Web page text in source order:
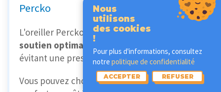
Percko
L'oreiller Percko est conçu pour offrir un
soutien optimal des cervicales
évitant une pression excessive.
Vous pouvez choisir parmi quatre options de
Nous
utilisons
des cookies
!
Pour plus d'informations, consultez
notre politique de confidentialité
ACCEPTER REFUSER